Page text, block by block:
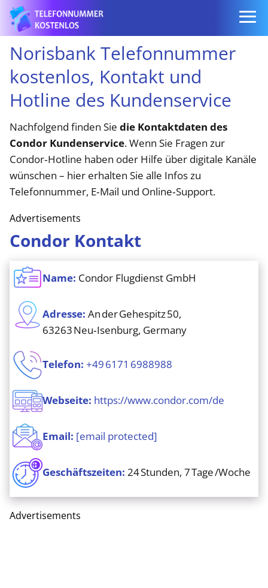
Norisbank Telefonnummer
kostenlos, Kontakt und
Hotline des Kundenservice
Nachfolgend finden Sie die Kontaktdaten des
Condor Kundenservice. Wenn Sie Fragen zur
Condor‑Hotline haben oder Hilfe über digitale Kanäle
wünschen – hier erhalten Sie alle Infos zu
Telefonnummer, E‑Mail und Online‑Support.
Advertisements
Condor Kontakt
Name: Condor Flugdienst GmbH
Adresse: An der Gehespitz 50,
63263 Neu‑Isenburg, Germany
Telefon: +49 6171 6988988
Webseite: https://www.condor.com/de
Email: [email protected]
Geschäftszeiten: 24 Stunden, 7 Tage /Woche
Advertisements